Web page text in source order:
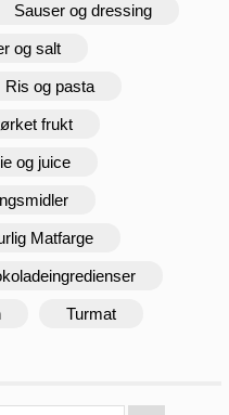
Sauser og dressing
og salt
Ris og pasta
frukt
og juice
Matfarge
Turmat